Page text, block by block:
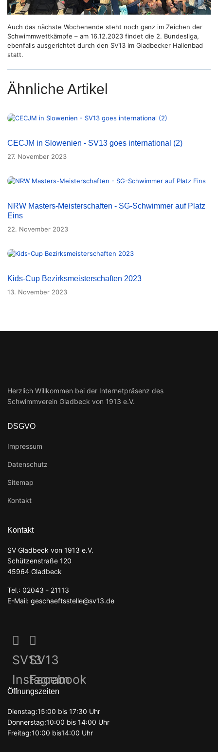
Auch das nächste Wochenende steht noch ganz im Zeichen der
Schwimmwettkämpfe – am 16.12.2023 findet die 2. Bundesliga,
ebenfalls ausgerichtet durch den SV13 im Gladbecker Hallenbad
statt.
Ähnliche Artikel
CECJM in Slowenien - SV13 goes international (2)
27. November 2023
NRW Masters-Meisterschaften - SG-Schwimmer auf Platz
Eins
22. November 2023
Kids-Cup Bezirksmeisterschaften 2023
13. November 2023
Herzlich Willkommen bei der Internetpräsenz des
Schwimmverein Gladbeck von 1913 e.V.
DSGVO
Impressum
Datenschutz
Sitemap
Kontakt
Kontakt
SV Gladbeck von 1913 e.V.
Schützenstraße 120
45964 Gladbeck
Tel.: 02043 - 21113
E-Mail: geschaeftsstelle@sv13.de
SV13
Instagram
SV13
Facebook
Öffnungszeiten
Dienstag:15:00 bis 17:30 Uhr
Donnerstag:10:00 bis 14:00 Uhr
Freitag:10:00 bis14:00 Uhr